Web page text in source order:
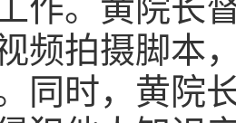
作。黄院长
频拍摄脚本
同时，黄院